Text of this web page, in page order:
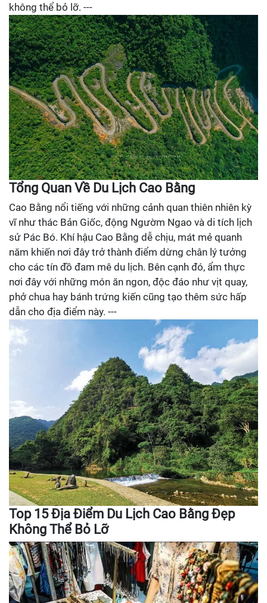
không thể bỏ lỡ. ---
Tổng Quan Về Du Lịch Cao Bằng
Cao Bằng nổi tiếng với những cảnh quan thiên nhiên kỳ
vĩ như thác Bản Giốc, động Ngườm Ngao và di tích lịch
sử Pác Bó. Khí hậu Cao Bằng dễ chịu, mát mẻ quanh
năm khiến nơi đây trở thành điểm dừng chân lý tưởng
cho các tín đồ đam mê du lịch. Bên cạnh đó, ẩm thực
nơi đây với những món ăn ngon, độc đáo như vịt quay,
phở chua hay bánh trứng kiến cũng tạo thêm sức hấp
dẫn cho địa điểm này. ---
Top 15 Địa Điểm Du Lịch Cao Bằng Đẹp
Không Thể Bỏ Lỡ